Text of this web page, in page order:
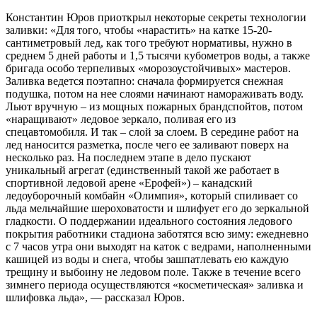
Константин Юров приоткрыл некоторые секреты технологии
заливки: «Для того, чтобы «нарастить» на катке 15-20-
сантиметровый лед, как того требуют нормативы, нужно в
среднем 5 дней работы и 1,5 тысячи кубометров воды, а также
бригада особо терпеливых «морозоустойчивых» мастеров.
Заливка ведется поэтапно: сначала формируется снежная
подушка, потом на нее слоями начинают намораживать воду.
Льют вручную – из мощных пожарных брандспойтов, потом
«наращивают» ледовое зеркало, поливая его из
спецавтомобиля. И так – слой за слоем. В середине работ на
лед наносится разметка, после чего ее заливают поверх на
несколько раз. На последнем этапе в дело пускают
уникальный агрегат (единственный такой же работает в
спортивной ледовой арене «Ерофей») – канадский
ледоуборочный комбайн «Олимпия», который спиливает со
льда мельчайшие шероховатости и шлифует его до зеркальной
гладкости. О поддержании идеального состояния ледового
покрытия работники стадиона заботятся всю зиму: ежедневно
с 7 часов утра они выходят на каток с ведрами, наполненными
кашицей из воды и снега, чтобы зашпатлевать ею каждую
трещину и выбоину не ледовом поле. Также в течение всего
зимнего периода осуществляются «косметическая» заливка и
шлифовка льда», — рассказал Юров.